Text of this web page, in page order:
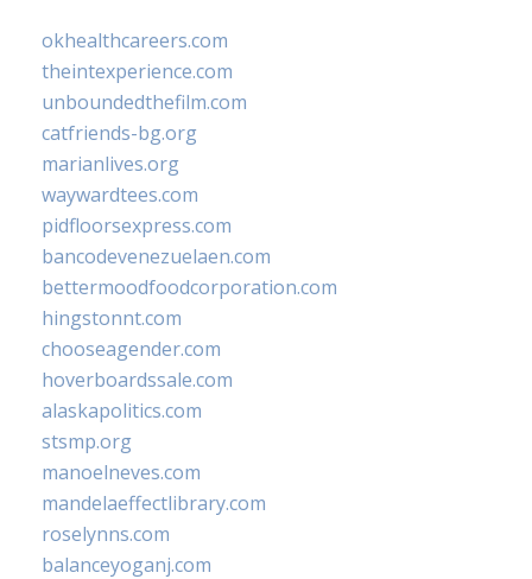
okhealthcareers.com
theintexperience.com
unboundedthefilm.com
catfriends-bg.org
marianlives.org
waywardtees.com
pidfloorsexpress.com
bancodevenezuelaen.com
bettermoodfoodcorporation.com
hingstonnt.com
chooseagender.com
hoverboardssale.com
alaskapolitics.com
stsmp.org
manoelneves.com
mandelaeffectlibrary.com
roselynns.com
balanceyoganj.com